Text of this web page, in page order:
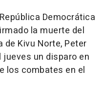
Democrática
la muerte del
de Kivu Norte, Peter
un disparo en
los combates en el